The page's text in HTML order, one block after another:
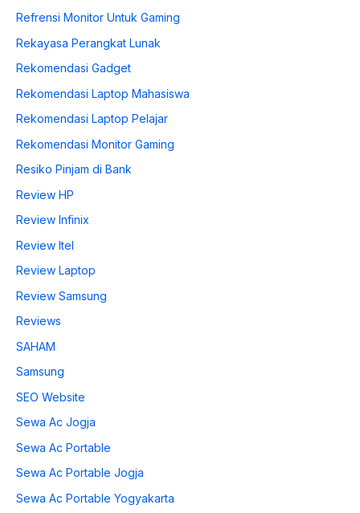
Refrensi Monitor Untuk Gaming
Rekayasa Perangkat Lunak
Rekomendasi Gadget
Rekomendasi Laptop Mahasiswa
Rekomendasi Laptop Pelajar
Rekomendasi Monitor Gaming
Resiko Pinjam di Bank
Review HP
Review Infinix
Review Itel
Review Laptop
Review Samsung
Reviews
SAHAM
Samsung
SEO Website
Sewa Ac Jogja
Sewa Ac Portable
Sewa Ac Portable Jogja
Sewa Ac Portable Yogyakarta